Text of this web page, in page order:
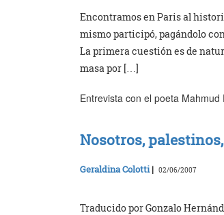
Encontramos en Paris al
mismo participó, pagándolo
La primera cuestión es de
masa por […]
Entrevista con el poeta Mahmud
Nosotros,
Geraldina Colotti| 02/06/2007
Traducido por Gonzalo